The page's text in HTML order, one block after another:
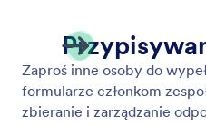
Funkcje współpracy